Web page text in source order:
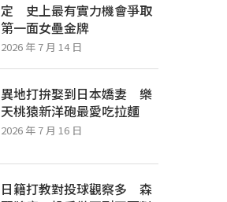
定 史上最有實力機會爭取
第一面女壘金牌
2026 年 7 月 14 日
異地打拚娶到日本嬌妻 樂
天桃猿新洋砲最愛吃拉麵
2026 年 7 月 16 日
日籍打教對投球觀察多 森